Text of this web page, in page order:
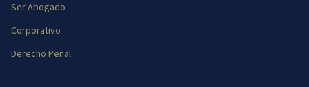
Ser Abogado
Corporativo
Derecho Penal